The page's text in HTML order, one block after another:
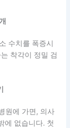
수치를 폭증시
착각이 정밀 검
원에 가면, 의사
에 없습니다. 첫